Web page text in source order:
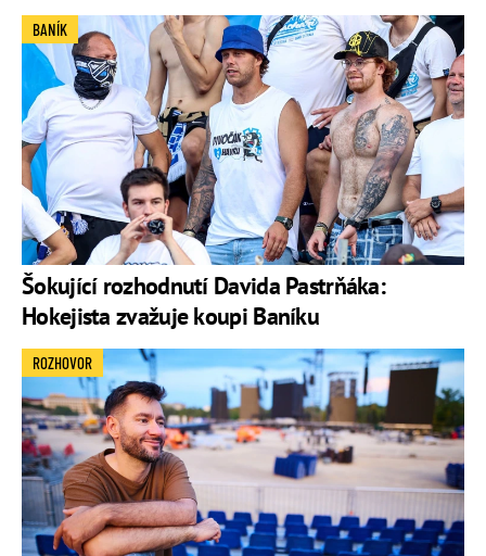
Šokující rozhodnutí Davida Pastrňáka:
Hokejista zvažuje koupi Baníku
BANÍK
ROZHOVOR